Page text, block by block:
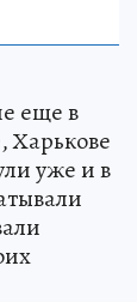
еще в
Харькове
уже и в